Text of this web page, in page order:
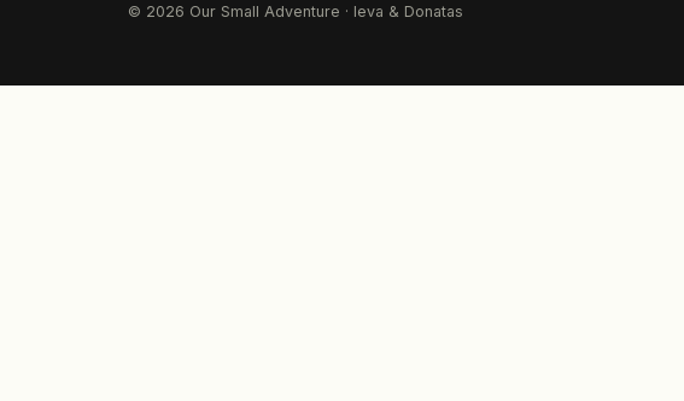
© 2026 Our Small Adventure · Ieva & Donatas